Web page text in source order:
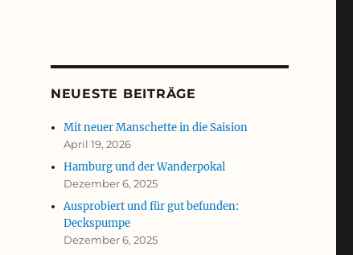
NEUESTE BEITRÄGE
Mit neuer Manschette in die Saision
April 19, 2026
Hamburg und der Wanderpokal
Dezember 6, 2025
Ausprobiert und für gut befunden:
Deckspumpe
Dezember 6, 2025